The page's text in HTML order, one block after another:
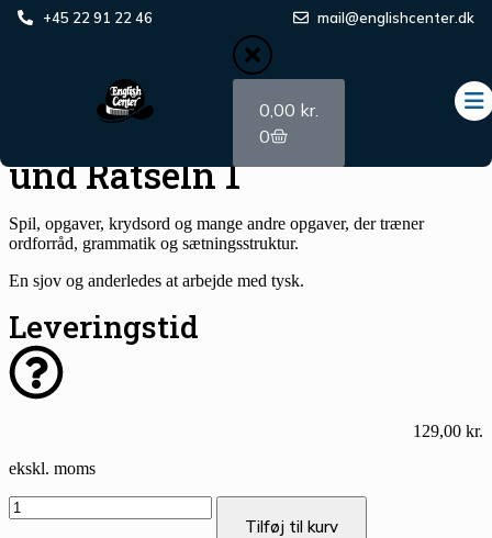
+45 22 91 22 46 mail@englishcenter.dk
0,00 kr.
0
Forside/ Tysk/Spil og flashcards Opgavebøger til spil/ Deutsch
Deutsch lernen mit Spielen
und Rätseln 1
Spil, opgaver, krydsord og mange andre opgaver, der træner
ordforråd, grammatik og sætningsstruktur.
En sjov og anderledes at arbejde med tysk.
Leveringstid
129,00 kr.
ekskl. moms
Tilføj til kurv